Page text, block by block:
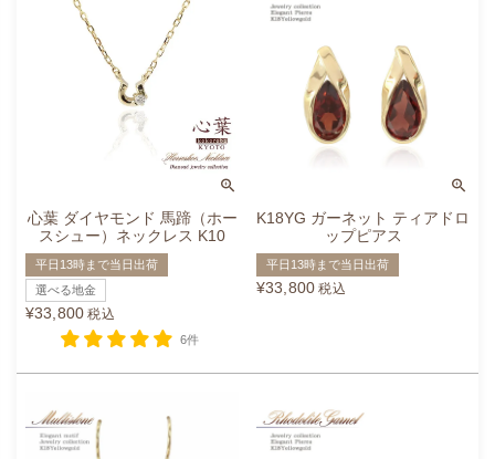
心葉 ダイヤモンド 馬蹄（ホー
スシュー）ネックレス K10
平日13時まで当日出荷
選べる地金
¥33,800 税込
6件
K18YG ガーネット ティアドロ
ップピアス
平日13時まで当日出荷
¥33,800 税込